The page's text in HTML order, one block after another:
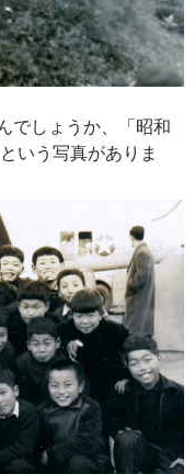
でしょうか、「昭和
いう写真がありま